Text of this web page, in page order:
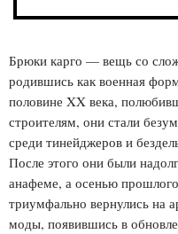
Брюки карго — вещь со
родившись как военная
половине XX века,
строителям, они стали
среди тинейджеров и
После этого они были
анафеме, а осенью
триумфально вернулись на
моды, появившись в